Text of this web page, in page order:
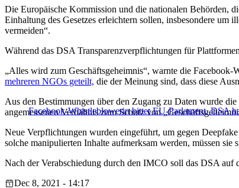
Die Europäische Kommission und die nationalen Behörden,
Einhaltung des Gesetzes erleichtern sollen, insbesondere um
vermeiden“.
Während das DSA Transparenzverpflichtungen für
„Alles wird zum Geschäftsgeheimnis“, warnte die
mehreren NGOs geteilt, die der Meinung sind, dass diese
Facebook-Whistleblowerin bittet EU-Parlament, DSA
Aus den Bestimmungen über den Zugang zu Daten wurde
angemessenen Verhältnis zum Schutz von
Neue Verpflichtungen wurden eingeführt, um gegen
solche manipulierten Inhalte aufmerksam werden, müssen sie
Nach der Verabschiedung durch den IMCO soll das DSA auf
Dec 8, 2021 - 14:17